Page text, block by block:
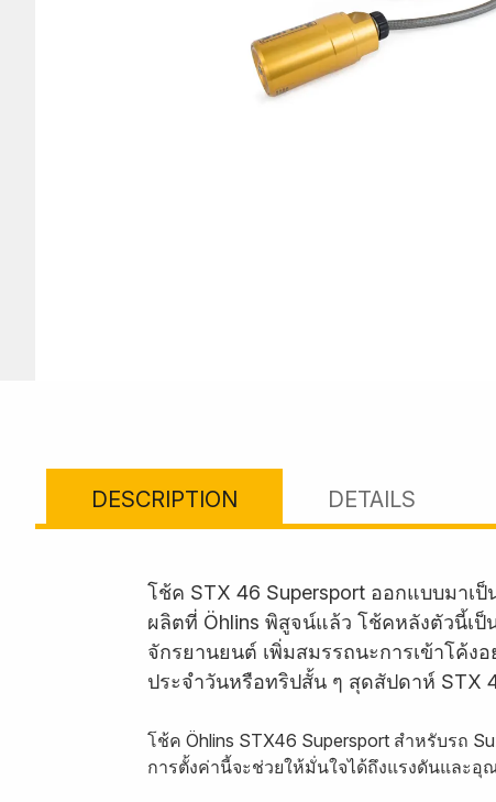
DESCRIPTION DETAILS
โช้ค STX 46 Supersport ออกแบบมาเ
ผลิตที่ Öhlins พิสูจน์แล้ว โช้คหลังตัวนี้เ
จักรยานยนต์ เพิ่มสมรรถนะการเข้าโค้
ประจำวันหรือทริปสั้น ๆ สุดสัปดาห์ STX
โช้ค Öhlins STX46 Supersport สำหรับรถ
การตั้งค่านี้จะช่วยให้มั่นใจได้ถึงแรงดันและ